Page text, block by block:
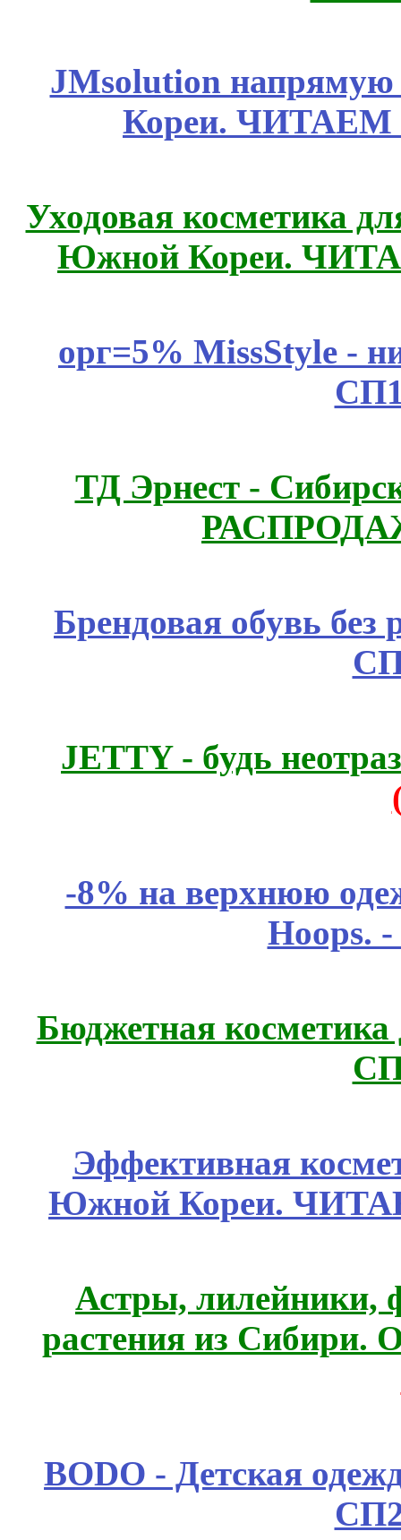
JMsolution
Кореи.
Уходовая косметика
Южной Кореи.
орг=5% MissStyle -
ТД Эрнест -
Брендовая обувь без
JETTY - будь
-8% на верхнюю
Hoops.
Бюджетная косметика
Эффективная
Южной Кореи.
Астры, лилейники,
растения из Сибири.
BODO - Детская